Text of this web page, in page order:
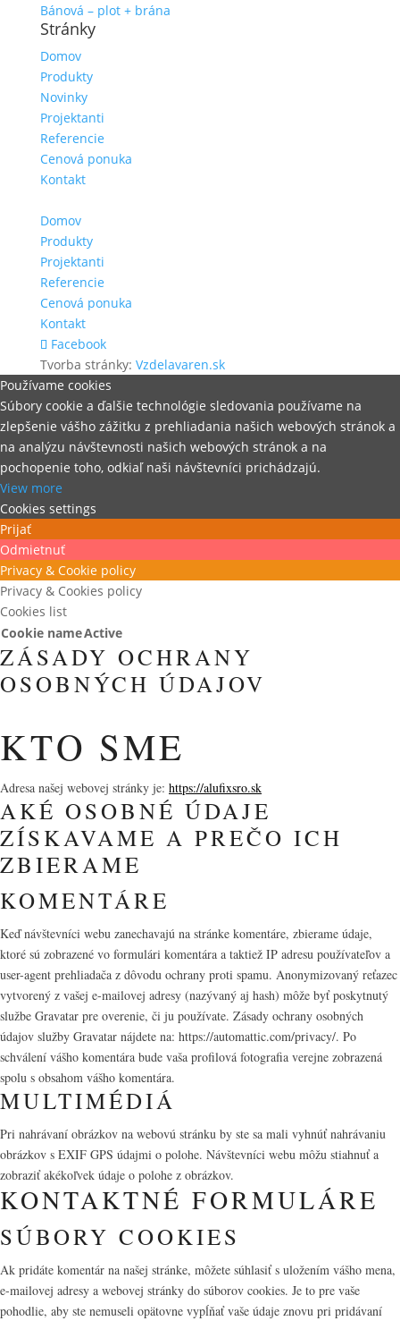
Bánová – plot + brána
Stránky
Domov
Produkty
Novinky
Projektanti
Referencie
Cenová ponuka
Kontakt
Domov
Produkty
Projektanti
Referencie
Cenová ponuka
Kontakt
Facebook
Tvorba stránky: Vzdelavaren.sk
Používame cookies
Súbory cookie a ďalšie technológie sledovania používame na
zlepšenie vášho zážitku z prehliadania našich webových stránok a
na analýzu návštevnosti našich webových stránok a na
pochopenie toho, odkiaľ naši návštevníci prichádzajú.
View more
Cookies settings
Prijať
Odmietnuť
Privacy & Cookie policy
Privacy & Cookies policy
Cookies list
Cookie nameActive
ZÁSADY OCHRANY
OSOBNÝCH ÚDAJOV
KTO SME
Adresa našej webovej stránky je: https://alufixsro.sk
AKÉ OSOBNÉ ÚDAJE
ZÍSKAVAME A PREČO ICH
ZBIERAME
KOMENTÁRE
Keď návštevníci webu zanechavajú na stránke komentáre, zbierame údaje,
ktoré sú zobrazené vo formulári komentára a taktiež IP adresu používateľov a
user-agent prehliadača z dôvodu ochrany proti spamu. Anonymizovaný reťazec
vytvorený z vašej e-mailovej adresy (nazývaný aj hash) môže byť poskytnutý
službe Gravatar pre overenie, či ju používate. Zásady ochrany osobných
údajov služby Gravatar nájdete na: https://automattic.com/privacy/. Po
schválení vášho komentára bude vaša profilová fotografia verejne zobrazená
spolu s obsahom vášho komentára.
MULTIMÉDIÁ
Pri nahrávaní obrázkov na webovú stránku by ste sa mali vyhnúť nahrávaniu
obrázkov s EXIF GPS údajmi o polohe. Návštevníci webu môžu stiahnuť a
zobraziť akékoľvek údaje o polohe z obrázkov.
KONTAKTNÉ FORMULÁRE
SÚBORY COOKIES
Ak pridáte komentár na našej stránke, môžete súhlasiť s uložením vášho mena,
e-mailovej adresy a webovej stránky do súborov cookies. Je to pre vaše
pohodlie, aby ste nemuseli opätovne vypĺňať vaše údaje znovu pri pridávaní